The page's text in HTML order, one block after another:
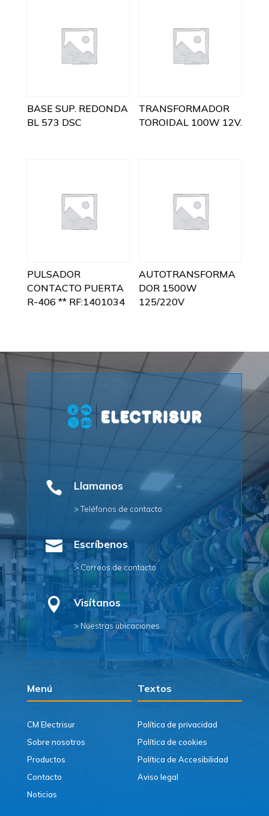
BASE SUP. REDONDA
BL 573 DSC
TRANSFORMADOR
TOROIDAL 100W 12V.
PULSADOR
CONTACTO PUERTA
R-406 ** RF:1401034
AUTOTRANSFORMA
DOR 1500W
125/220V
 Llamanos
> Teléfonos de contacto
 Escríbenos
> Correos de contacto
 Visítanos
> Nuestras ubicaciones
Menú Textos
CM Electrisur
Sobre nosotros
Productos
Contacto
Noticias
Política de privacidad
Política de cookies
Política de Accesibilidad
Aviso legal